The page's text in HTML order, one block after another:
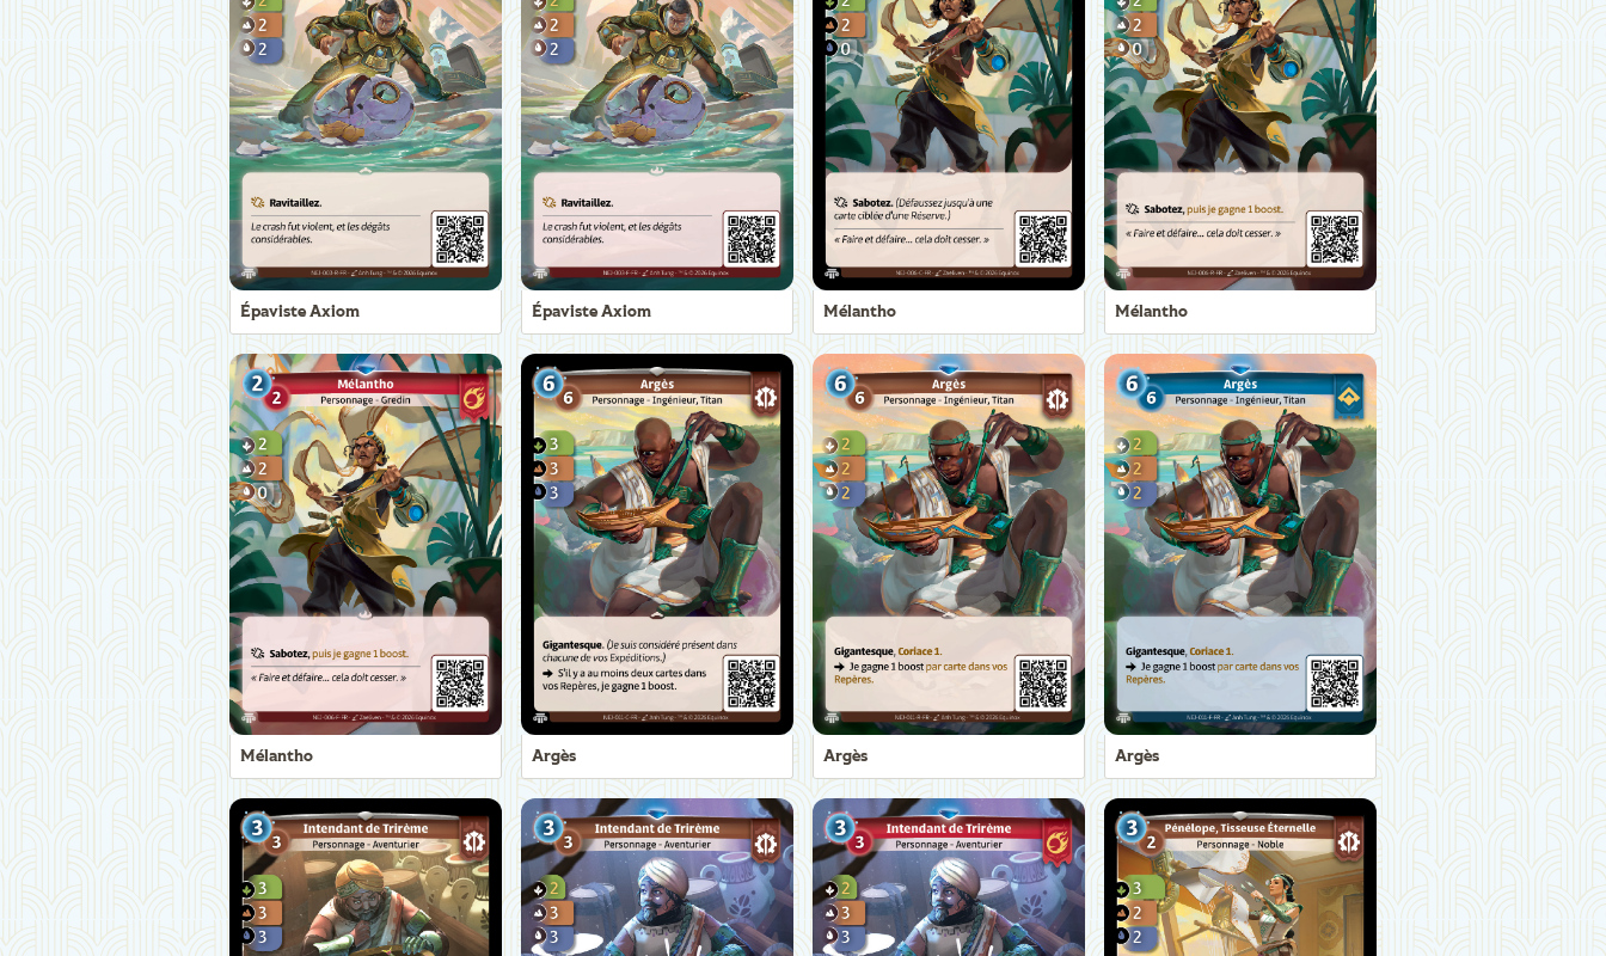
Épaviste Axiom Épaviste Axiom Mélantho Mélantho
Mélantho Argès Argès Argès